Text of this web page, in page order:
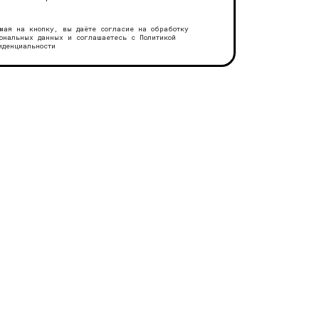
на кнопку, вы даёте согласие на обработку
данных и соглашаетесь с Политикой